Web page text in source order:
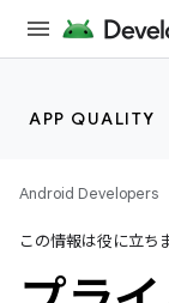
APP QUALITY
Android Developers
この情報は役に立ち